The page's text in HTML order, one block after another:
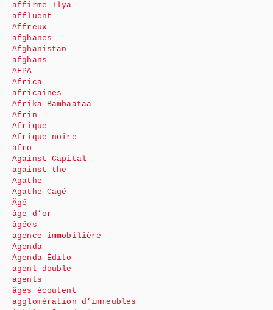
affirme Ilya
affluent
Affreux
afghanes
Afghanistan
afghans
AFPA
Africa
africaines
Afrika Bambaataa
Afrin
Afrique
Afrique noire
afro
Against Capital
against the
Agathe
Agathe Cagé
Âgé
âge d’or
âgées
agence immobilière
Agenda
Agenda Édito
agent double
agents
âges écoutent
agglomération d’immeubles